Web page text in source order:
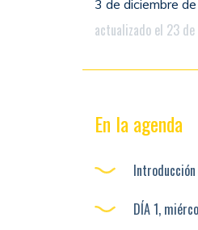
3 de diciembre
actualizado el 23
En la agenda
Introducción
DÍA 1,